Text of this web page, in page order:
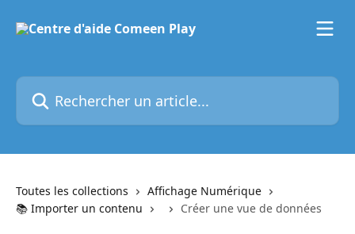
Rechercher un article...
Toutes les collections
Affichage Numérique
📚 Importer un contenu
Créer une vue de données